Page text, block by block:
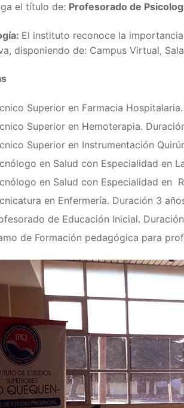
el título de: Profesorado de
El instituto reconoce la
disponiendo de: Campus Virtual,
Superior en Farmacia
Superior en Hemoterapia.
Superior en Instrumentación
en Salud con Especialidad en
en Salud con Especialidad en
en Enfermería. Duración 3
de Educación Inicial.
de Formación pedagógica para